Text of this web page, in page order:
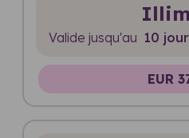
Valide jusqu'au 10
EUR